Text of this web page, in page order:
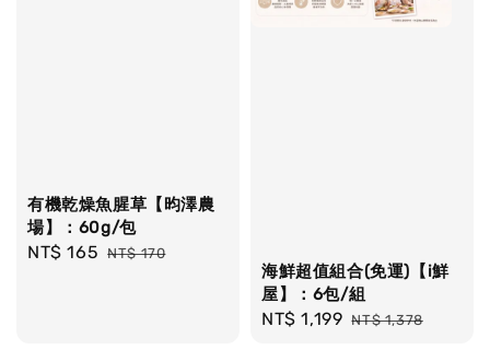
有機乾燥魚腥草【昀澤農
場】：60g/包
Sale
NT$ 165 Regular
NT$ 170
海鮮超值組合(免運)【i鮮
屋】：6包/組
Sale
NT$ 1,199 Regular
NT$ 1,378